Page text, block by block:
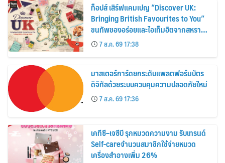
ท็อปส์ เสิร์ฟแคมเปญ “Discover UK:
Bringing British Favourites to You”
ขนทัพของอร่อยและไอเท็มฮิตจากสหราช
อาณาจักร ส่งตรงถึงมือตั้งแต่วันนี้ – 18
สิงหาคมนี้
7 ส.ค. 69 17:38
มาสเตอร์การ์ดยกระดับแพลตฟอร์มบัตร
ดิจิทัลด้วยระบบควบคุมความปลอดภัยใหม่
7 ส.ค. 69 17:36
เคทีซี–เจซีบี รุกหมวดความงาม รับเทรนด์
Self-careจำนวนสมาชิกใช้จ่ายหมวด
เครื่องสำอางเพิ่ม 26%